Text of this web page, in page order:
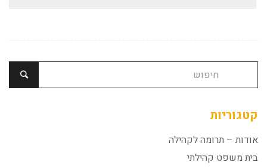
קטגוריות
אודות – תרומה לקהילה
בית משפט קהילתי